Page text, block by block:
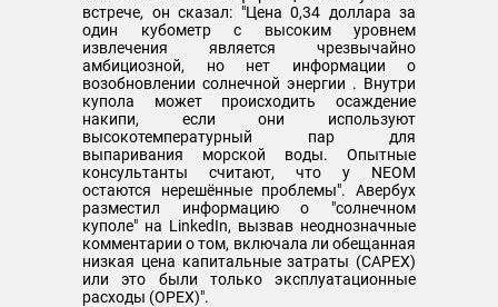
встрече, он сказал: "Цена 0,34 доллара за
один кубометр с высоким уровнем
извлечения является чрезвычайно
амбициозной, но нет информации о
возобновлении солнечной энергии . Внутри
купола может происходить осаждение
накипи, если они используют
высокотемпературный пар для
выпаривания морской воды. Опытные
консультанты считают, что у NEOM
остаются нерешённые проблемы". Авербух
разместил информацию о "солнечном
куполе" на LinkedIn, вызвав неоднозначные
комментарии о том, включала ли обещанная
низкая цена капитальные затраты (CAPEX)
или это были только эксплуатационные
расходы (OPEX)".